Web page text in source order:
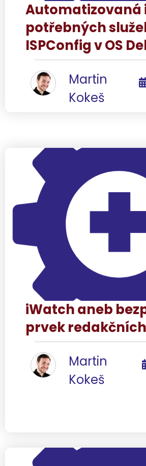
Automatizovaná
potřebných
ISPConfig v OS
Martin
Kokeš
iWatch aneb
prvek
Martin
Kokeš